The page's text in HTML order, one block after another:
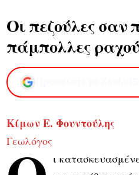
Οι πεζούλες σαν
πάμπολλες
Κίμων Ε. Φουντούλης
Γεωλόγος
ι